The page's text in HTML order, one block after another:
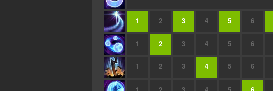
1 2 3 4 5 6
1 2 3 4 5 6
1 2 3 4 5 6